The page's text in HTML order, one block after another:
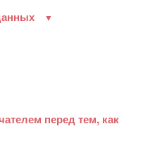
перед тем, как